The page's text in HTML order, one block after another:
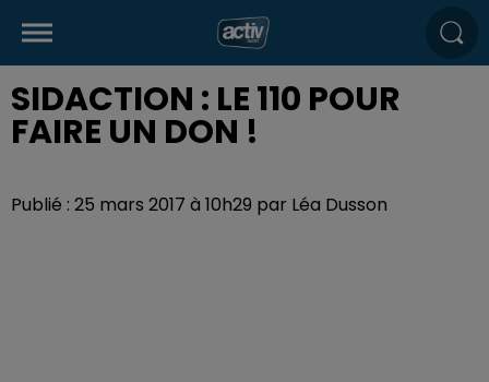
SIDACTION : LE 110 POUR
FAIRE UN DON !
Publié : 25 mars 2017 à 10h29 par Léa Dusson